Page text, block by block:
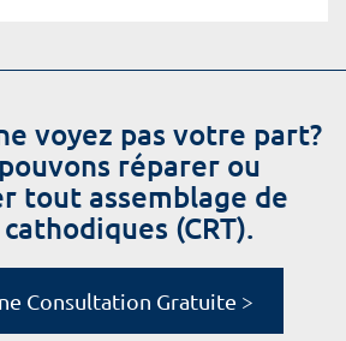
voyez pas votre part?
réparer ou
tout assemblage de
(CRT).
Consultation Gratuite >